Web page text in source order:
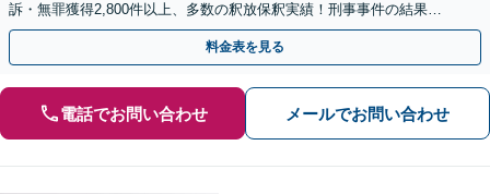
訴・無罪獲得2,800件以上、多数の釈放保釈実績！刑事事件の結果は
弁護士の腕次第で変わります【初回相談無料】
料金表を見る
電話でお問い合わせ メールでお問い合わせ